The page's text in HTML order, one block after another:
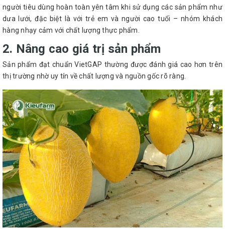
người tiêu dùng hoàn toàn yên tâm khi sử dụng các sản phẩm như
dưa lưới, đặc biệt là với trẻ em và người cao tuổi – nhóm khách
hàng nhạy cảm với chất lượng thực phẩm.
2. Nâng cao giá trị sản phẩm
Sản phẩm đạt chuẩn VietGAP thường được đánh giá cao hơn trên
thị trường nhờ uy tín về chất lượng và nguồn gốc rõ ràng.